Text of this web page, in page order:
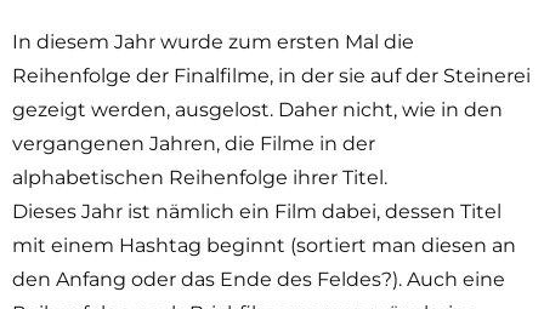
In diesem Jahr wurde zum ersten Mal die
Reihenfolge der Finalfilme, in der sie auf der Steinerei
gezeigt werden, ausgelost. Daher nicht, wie in den
vergangenen Jahren, die Filme in der
alphabetischen Reihenfolge ihrer Titel.
Dieses Jahr ist nämlich ein Film dabei, dessen Titel
mit einem Hashtag beginnt (sortiert man diesen an
den Anfang oder das Ende des Feldes?). Auch eine